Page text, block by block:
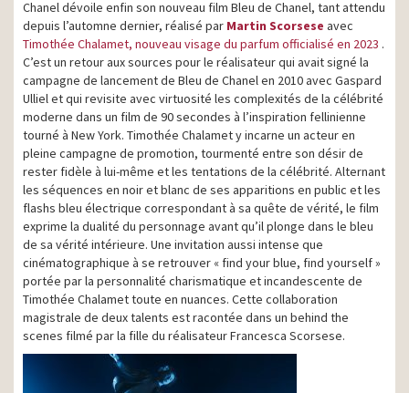
Chanel dévoile enfin son nouveau film Bleu de Chanel, tant attendu
depuis l’automne dernier, réalisé par Martin Scorsese avec
Timothée Chalamet, nouveau visage du parfum officialisé en 2023 .
C’est un retour aux sources pour le réalisateur qui avait signé la
campagne de lancement de Bleu de Chanel en 2010 avec Gaspard
Ulliel et qui revisite avec virtuosité les complexités de la célébrité
moderne dans un film de 90 secondes à l’inspiration fellinienne
tourné à New York. Timothée Chalamet y incarne un acteur en
pleine campagne de promotion, tourmenté entre son désir de
rester fidèle à lui-même et les tentations de la célébrité. Alternant
les séquences en noir et blanc de ses apparitions en public et les
flashs bleu électrique correspondant à sa quête de vérité, le film
exprime la dualité du personnage avant qu’il plonge dans le bleu
de sa vérité intérieure. Une invitation aussi intense que
cinématographique à se retrouver « find your blue, find yourself »
portée par la personnalité charismatique et incandescente de
Timothée Chalamet toute en nuances. Cette collaboration
magistrale de deux talents est racontée dans un behind the
scenes filmé par la fille du réalisateur Francesca Scorsese.